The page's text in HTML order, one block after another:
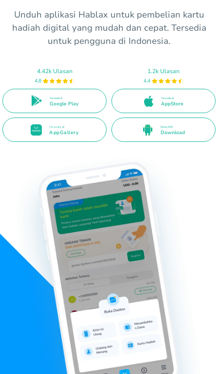
Unduh aplikasi Hablax untuk pembelian kartu
hadiah digital yang mudah dan cepat. Tersedia
untuk pengguna di Indonesia.
4.42k Ulasan
4.8
Tersedia di
Google Play
1.2k Ulasan
4.4
Tersedia di
AppStore
Tersedia di
AppGallery
Direct APK
Download